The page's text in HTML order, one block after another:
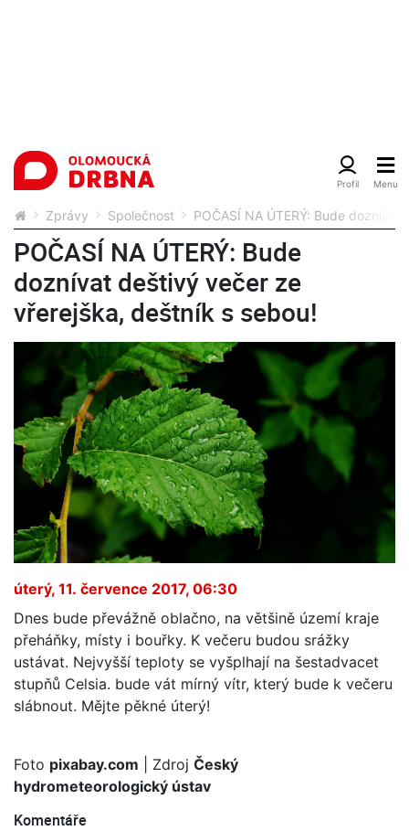
Zprávy Společnost POČASÍ NA ÚTERÝ: Bude
POČASÍ NA ÚTERÝ: Bude
doznívat deštivý večer ze
vřerejška, deštník s sebou!
úterý, 11. července 2017, 06:30
Dnes bude převážně oblačno, na většině území kraje
přeháňky, místy i bouřky. K večeru budou srážky
ustávat. Nejvyšší teploty se vyšplhají na šestadvacet
stupňů Celsia. bude vát mírný vítr, který bude k večeru
slábnout. Mějte pěkné úterý!
Foto pixabay.com | Zdroj Český
hydrometeorologický ústav
Komentáře